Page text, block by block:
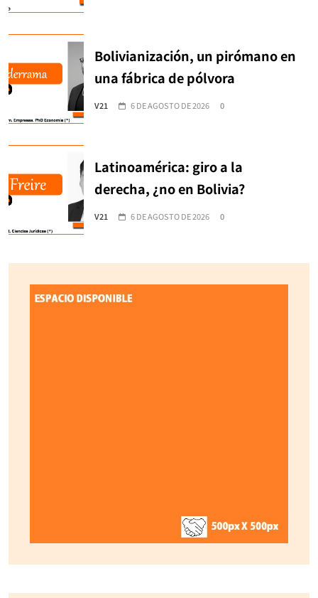
Bolivianización, un pirómano en
una fábrica de pólvora
V21 6 DE AGOSTO DE 2026 0
Latinoamérica: giro a la
derecha, ¿no en Bolivia?
V21 6 DE AGOSTO DE 2026 0